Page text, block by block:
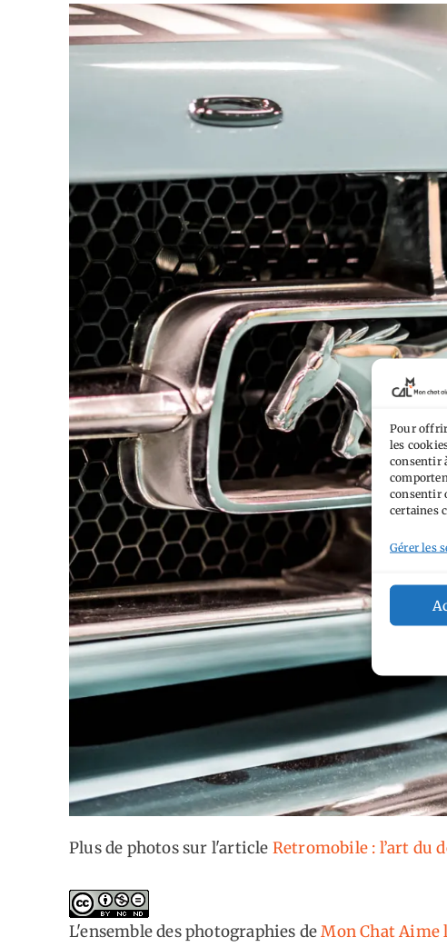
Pour offrir
les
consentir
consentir
certaines
Gérer les
Plus de photos sur l'article Retromobile : l’art du
L'ensemble des photographies deMon Chat Aime